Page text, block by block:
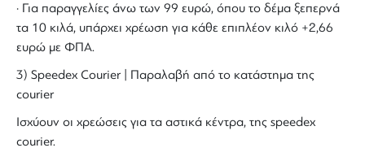
· Για παραγγελίες άνω των 99 ευρώ, όπου το δέμα ξεπερνά
τα 10 κιλά, υπάρχει χρέωση για κάθε επιπλέον κιλό +2,66
ευρώ με ΦΠΑ.
3) Speedex Courier | Παραλαβή από το κατάστημα της
courier
Ισχύουν οι χρεώσεις για τα αστικά κέντρα, της speedex
courier.